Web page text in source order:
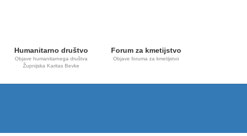
Humanitarno društvo
Objave humanitarnega društva
Župnijska Karitas Bevke
Forum za kmetijstvo
Objave foruma za kmetijstvo